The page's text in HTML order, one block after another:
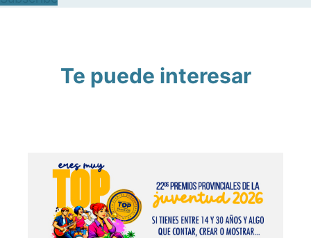
Te puede interesar